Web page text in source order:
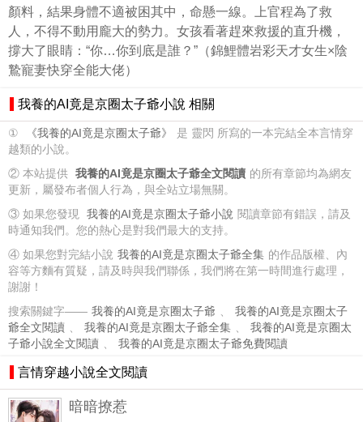
顏料，結果身體不適被困其中，命懸一線。上官程為了救
人，不得不動用龐大的勢力。女孩看著趕來救援的直升機，
撐大了眼睛：“你…你到底是誰？”（錦鯉體岩彩天才女生×陰
鷙寵妻快穿全能大佬）
我養的AI竟是京圈太子爺小說 相關
① 《我養的AI竟是京圈太子爺》
是 靈閃 所寫的一本完結全本言情穿
越類的小說。
② 本站提供 我養的AI竟是京圈太子爺全文閱讀 的所有章節均為網友
更新，屬發布者個人行為，與全站立場無關。
③ 如果您發現 我養的AI竟是京圈太子爺小說 閱讀章節有錯誤，請及
時通知我們。您的熱心是對我們最大的支持。
④ 如果您對完結小說 我養的AI竟是京圈太子爺全集 的作品版權、內
容等方麵有質疑，請及時與我們聯係，我們將在第一時間進行處理，
謝謝！
搜索關鍵字—— 我養的AI竟是京圈太子爺 、
我養的AI竟是京圈太子
爺全文閱讀 、 我養的AI竟是京圈太子爺全集 、
我養的AI竟是京圈太
子爺小說全文閱讀 、 我養的AI竟是京圈太子爺免費閱讀
言情穿越小說全文閱讀
暗暗撩惹